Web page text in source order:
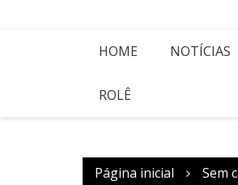
HOME NOTÍCIAS
ROLÊ
Página inicial Sem